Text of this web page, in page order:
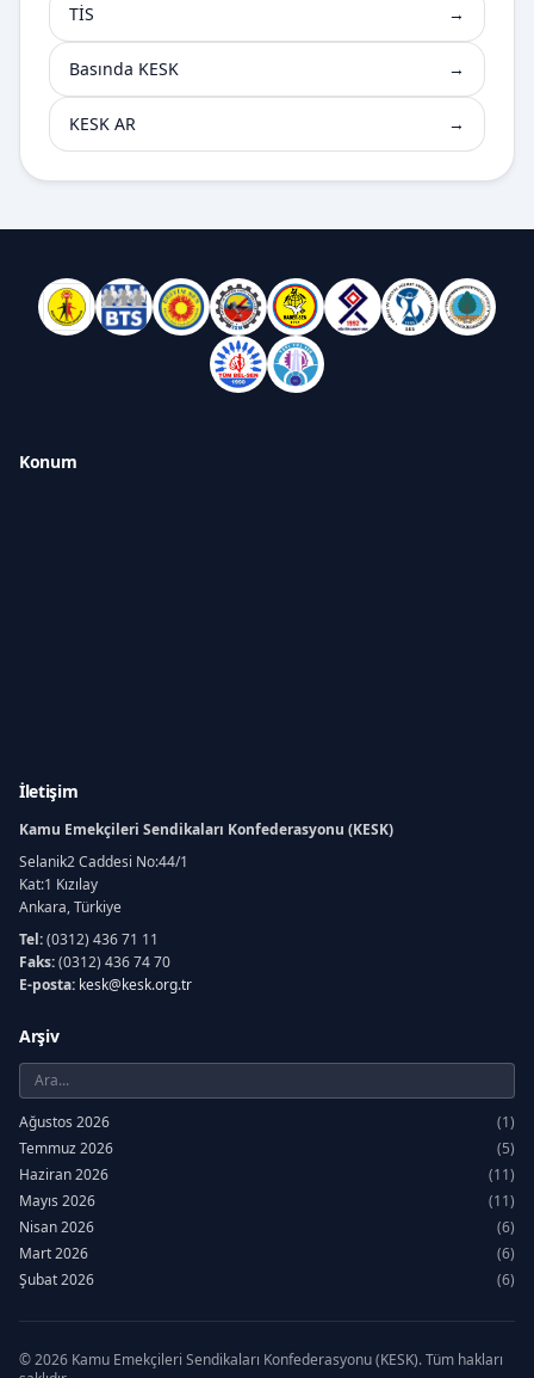
TİS →
Basında KESK →
KESK AR →
Konum
İletişim
Kamu Emekçileri Sendikaları Konfederasyonu (KESK)
Selanik2 Caddesi No:44/1
Kat:1 Kızılay
Ankara, Türkiye
Tel:(0312) 436 71 11
Faks:(0312) 436 74 70
E-posta: kesk@kesk.org.tr
Arşiv
Ağustos 2026
(1)
Temmuz 2026
(5)
Haziran 2026
(11)
Mayıs 2026
(11)
Nisan 2026
(6)
Mart 2026
(6)
Şubat 2026
(6)
Kasım 2025
(6)
© 2026 Kamu Emekçileri Sendikaları Konfederasyonu (KESK). Tüm hakları